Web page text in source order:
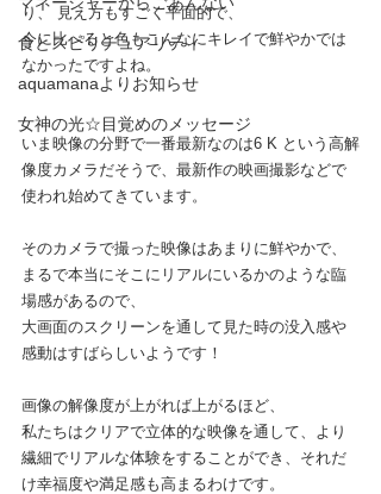
食とスピリチュアリティ
aquamanaよりお知らせ
女神の光☆目覚めのメッセージ
り、 見え方もすごく平面的で、
今に比べると色もこんなにキレイで鮮やかでは
なかったですよね。
いま映像の分野で一番最新なのは6 K という高解
像度カメラだそうで、最新作の映画撮影などで
使われ始めてきています。
そのカメラで撮った映像はあまりに鮮やかで、
まるで本当にそこにリアルにいるかのような臨
場感があるので、
大画面のスクリーンを通して見た時の没入感や
感動はすばらしいようです！
画像の解像度が上がれば上がるほど、
私たちはクリアで立体的な映像を通して、より
繊細でリアルな体験をすることができ、それだ
け幸福度や満足感も高まるわけです。